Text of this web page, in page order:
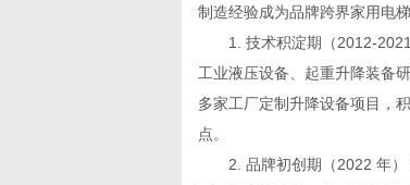
制造经验成为品牌跨界家用电梯
1. 技术积淀期（2012-2021
工业液压设备、起重升降装备
多家工厂定制升降设备项目，
点。
2. 品牌初创期（2022 年）